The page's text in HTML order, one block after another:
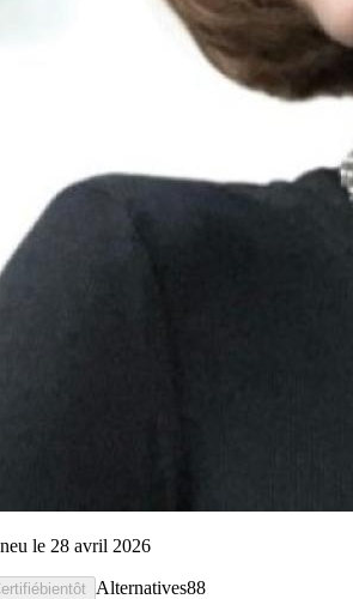
le 28 avril 2026
bientôt Alternatives88